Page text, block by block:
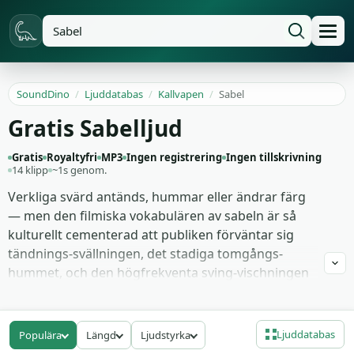
SoundDino / Ljuddatabas / Kallvapen / Sabel
Gratis Sabelljud
Gratis Royaltyfri MP3 Ingen registrering Ingen tillskrivning
14 klipp ~1s genom.
Verkliga svärd antänds, hummar eller ändrar färg
— men den filmiska vokabulären av sabeln är så
kulturellt cementerad att publiken förväntar sig
tändnings-svällningen, det stadiga tomgångs-
hummet, och den högfrekventa sving-vischningen
Dessa 14 sabel-ljudklipp levererar hela det Star
Wars-stil-språket plus dess varianter: tändnings-
svällningar från tomgång till aktivt blad, ihållande
Populära Längd Ljudstyrka Ljuddatabas